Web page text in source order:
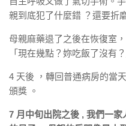
親到底犯了什麼錯 ？還要折
母親麻藥退了之後在恢復室
「現在幾點？妳吃飯了沒有？
4 天後 ，轉回普通病房的當
頒獎 。
7 月中旬出院之後 , 我們一